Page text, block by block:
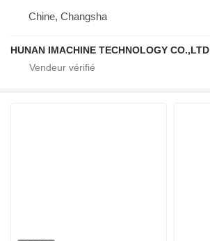
Chine, Changsha
HUNAN IMACHINE TECHNOLOGY CO.,LTD